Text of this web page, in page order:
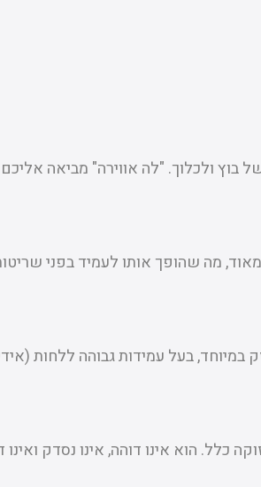
ולכלוך. "לה אווירה" מביאה
מה שהופך אותו לעמיד בפני
בעל עמידות גבוהה ללחות
הוא אינו דוהה, אינו נסדק ואינו